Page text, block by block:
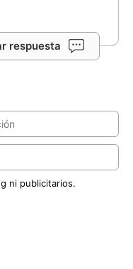
respuesta
ni publicitarios.